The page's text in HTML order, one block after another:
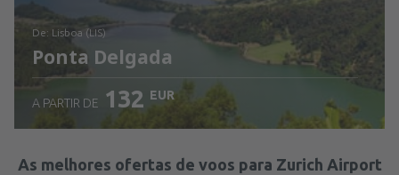
de: Lisboa (LIS)
Ponta Delgada
Ver detalhes
A PARTIR DE 132 EUR
As melhores ofertas de voos para Zurich Airport